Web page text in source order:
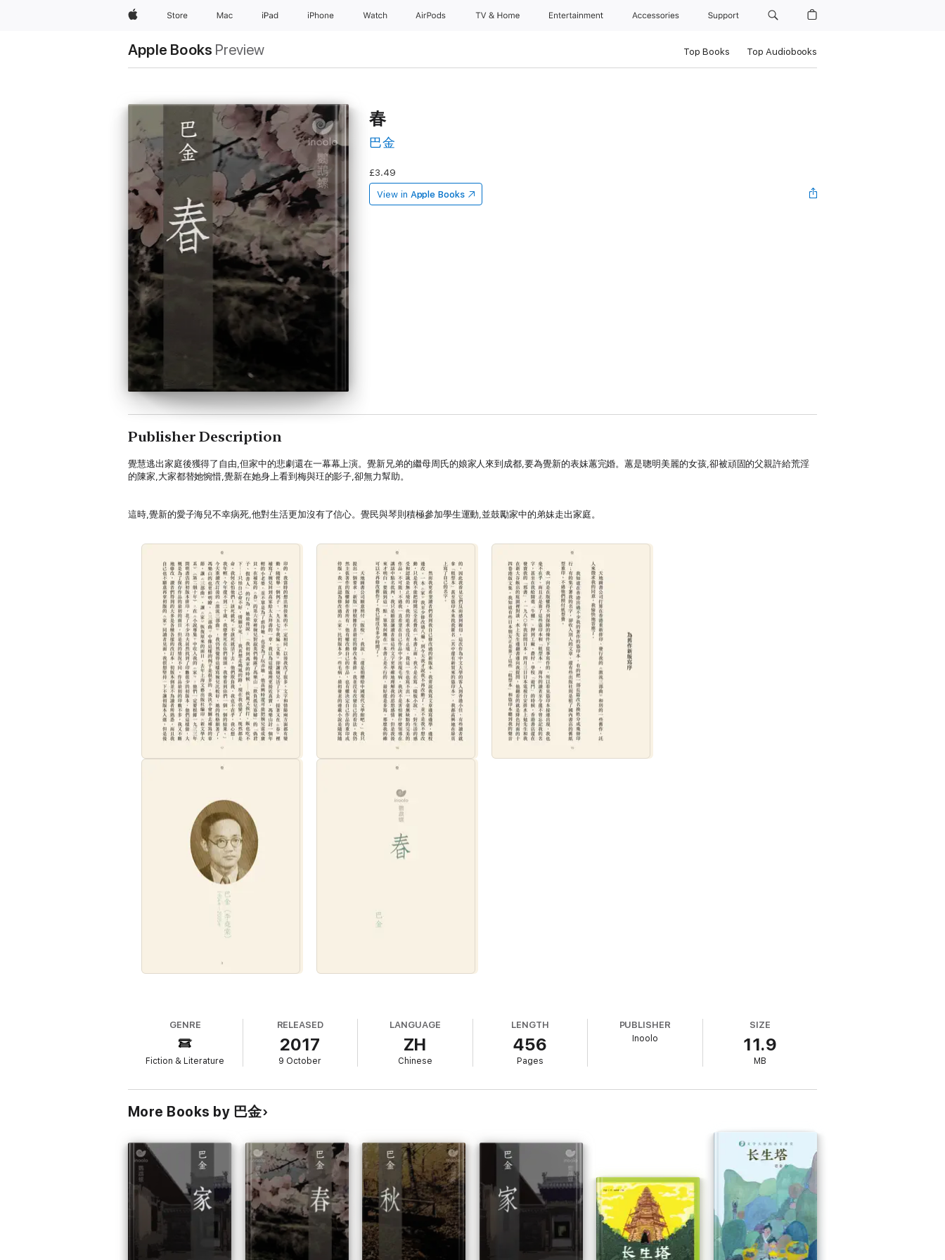
AppleStore Mac iPad iPhone Watch AirPods TV & Home Entertainment Accessories Support
Apple Books Preview Top Books Top Audiobooks
春
巴金
£3.49
View in Apple Books
Publisher Description
覺慧逃出家庭後獲得了自由,但家中的悲劇還在一幕幕上演。覺新兄弟的繼母周氏的娘家人來到成都,要為覺新的表妹蕙完婚。蕙是聰明美麗的女孩,卻被頑固的父親許給荒淫
的陳家,大家都替她惋惜,覺新在她身上看到梅與玨的影子,卻無力幫助。
這時,覺新的愛子海兒不幸病死,他對生活更加沒有了信心。覺民與琴則積極參加學生運動,並鼓勵家中的弟妹走出家庭。
GENRE
Fiction & Literature
RELEASED
2017
9 October
LANGUAGE
ZH
Chinese
LENGTH
456
Pages
PUBLISHER
Inoolo
SIZE
11.9
MB
More Books by 巴金